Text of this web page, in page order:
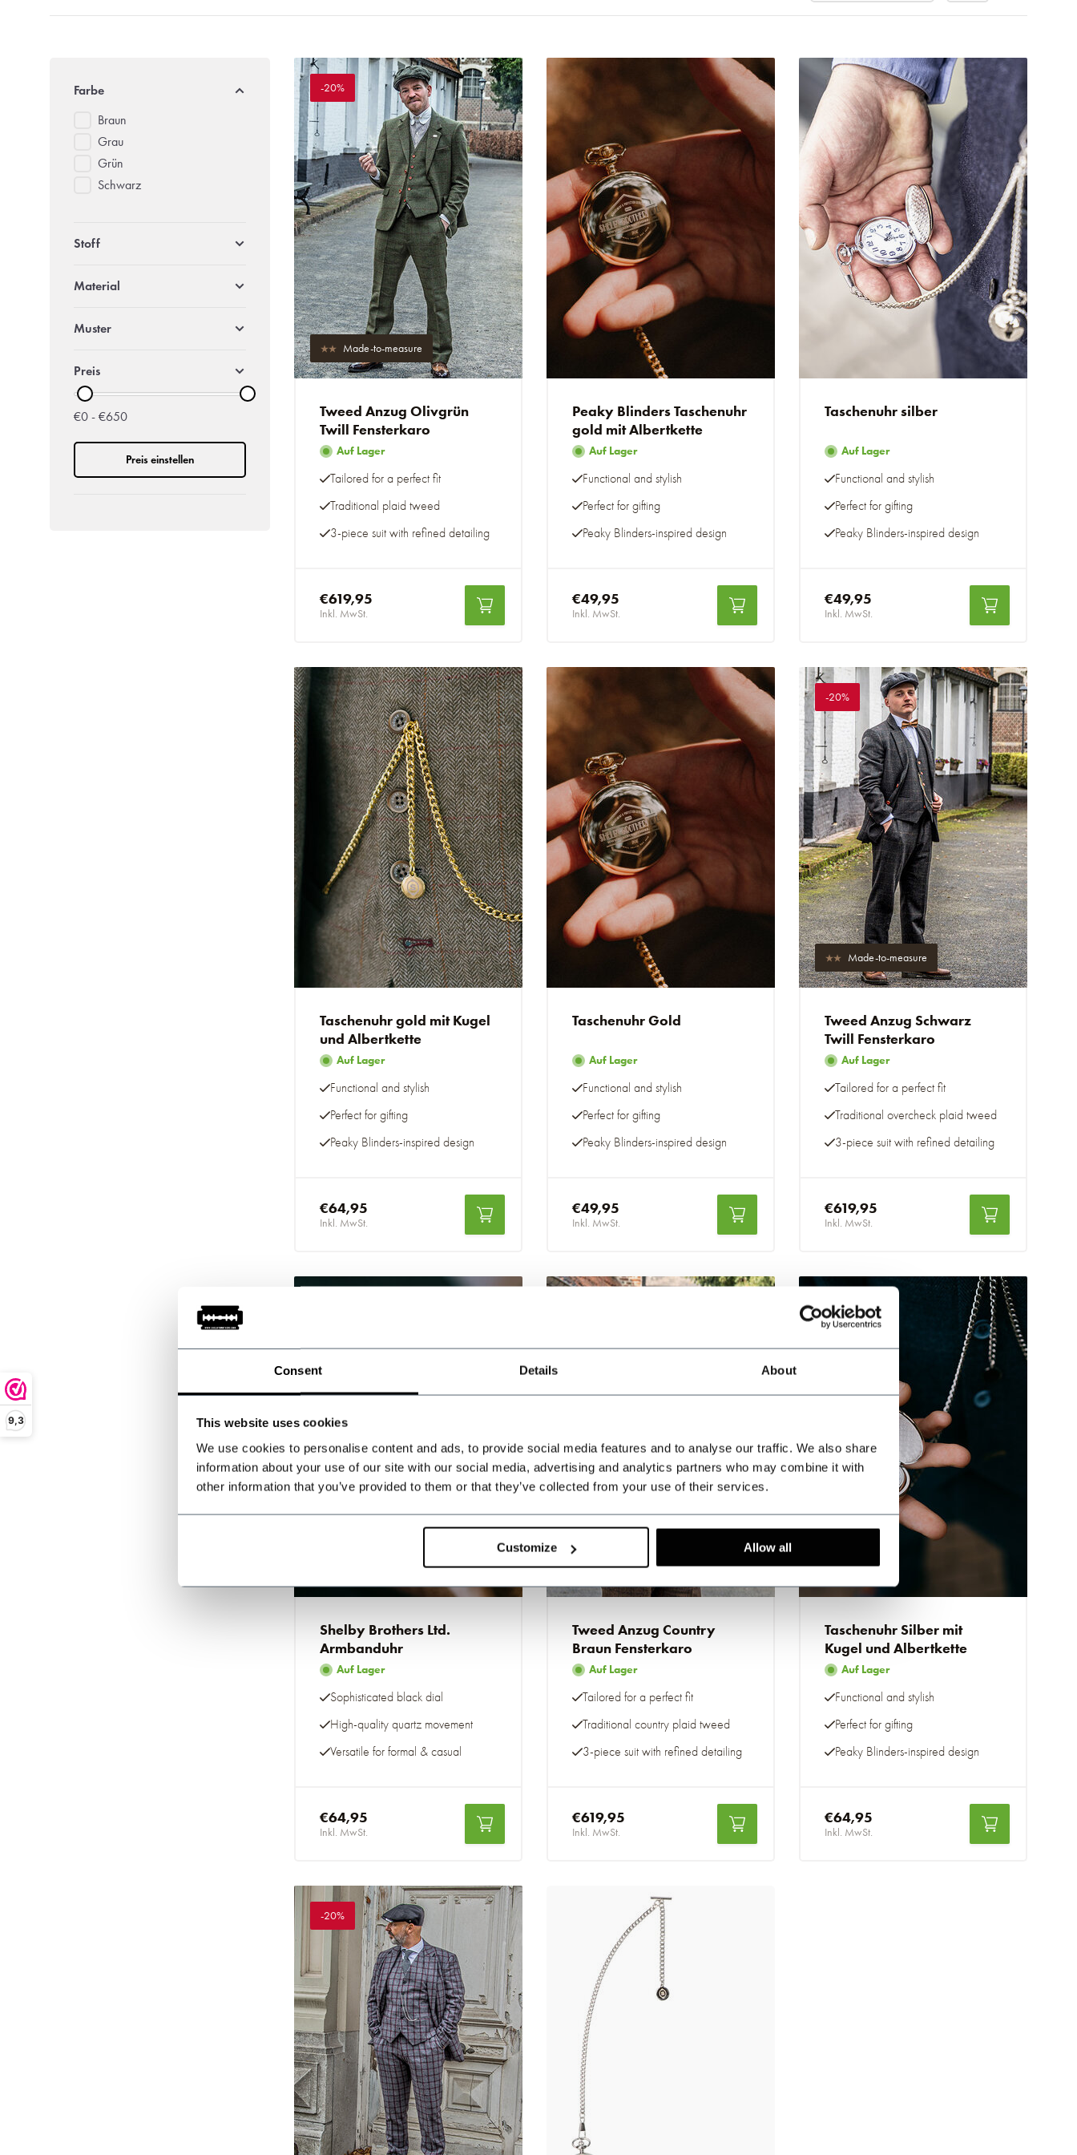
9,3
Consent Details About
This website uses cookies
We use cookies to personalise content and ads, to provide social media features and to analyse our traffic. We also share
information about your use of our site with our social media, advertising and analytics partners who may combine it with
other information that you’ve provided to them or that they’ve collected from your use of their services.
Customize Allow all
Farbe
Braun
Grau
Grün
Schwarz
Stoff
Material
Muster
Preis
€0 - €650
Preis einstellen
-20%
Made-to-measure
Tweed Anzug Olivgrün
Twill Fensterkaro
Auf Lager
Tailored for a perfect fit
Traditional plaid tweed
3-piece suit with refined detailing
€619,95
Inkl. MwSt.
Peaky Blinders Taschenuhr
gold mit Albertkette
Auf Lager
Functional and stylish
Perfect for gifting
Peaky Blinders-inspired design
€49,95
Inkl. MwSt.
Taschenuhr silber
Auf Lager
Functional and stylish
Perfect for gifting
Peaky Blinders-inspired design
€49,95
Inkl. MwSt.
Taschenuhr gold mit Kugel
und Albertkette
Auf Lager
Functional and stylish
Perfect for gifting
Peaky Blinders-inspired design
€64,95
Inkl. MwSt.
Taschenuhr Gold
Auf Lager
Functional and stylish
Perfect for gifting
Peaky Blinders-inspired design
€49,95
Inkl. MwSt.
-20%
Made-to-measure
Tweed Anzug Schwarz
Twill Fensterkaro
Auf Lager
Tailored for a perfect fit
Traditional overcheck plaid tweed
3-piece suit with refined detailing
€619,95
Inkl. MwSt.
Shelby Brothers Ltd.
Armbanduhr
Auf Lager
Sophisticated black dial
High-quality quartz movement
Versatile for formal & casual
€64,95
Inkl. MwSt.
Made-to-measure
Tweed Anzug Country
Braun Fensterkaro
Auf Lager
Tailored for a perfect fit
Traditional country plaid tweed
3-piece suit with refined detailing
€619,95
Inkl. MwSt.
Taschenuhr Silber mit
Kugel und Albertkette
Auf Lager
Functional and stylish
Perfect for gifting
Peaky Blinders-inspired design
€64,95
Inkl. MwSt.
-20%